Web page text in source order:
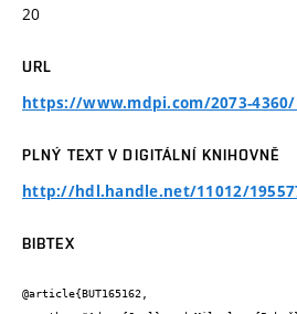
20
URL
https://www.mdpi.com/2073-
PLNÝ TEXT V DIGITÁLNÍ KNIHOVNĚ
http://hdl.handle.net/11012/
BIBTEX
@article{BUT165162,